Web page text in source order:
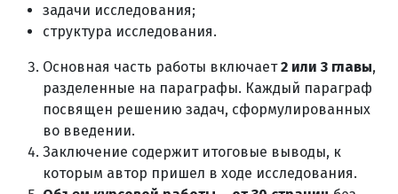
задачи исследования;
структура исследования.
Основная часть работы включает2 или 3 главы,
разделенные на параграфы. Каждый параграф
посвящен решению задач, сформулированных
во введении.
Заключение содержит итоговые выводы, к
которым автор пришел в ходе исследования.